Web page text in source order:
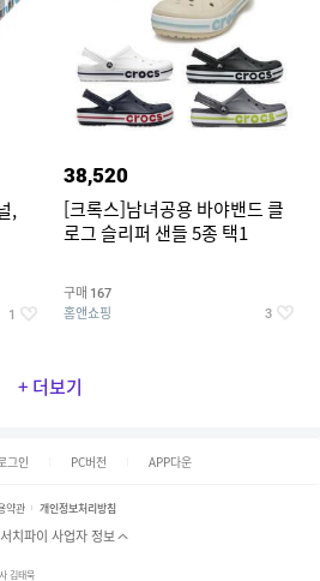
,
1
38,520
[크록스]남녀공용 바야밴드 클
로그 슬리퍼 샌들 5종 택1
구매 167
홈앤쇼핑 3
+ 더보기
그인 PC버전 APP다운
약관 개인정보처리방침
치파이 사업자 정보
김태묵